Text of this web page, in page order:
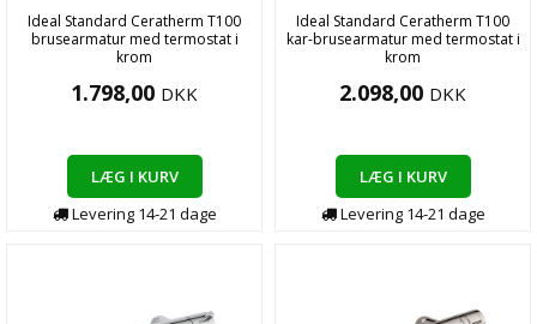
Ideal Standard Ceratherm T100
brusearmatur med termostat i
krom
1.798,00 DKK
LÆG I KURV
Levering 14-21 dage
Ideal Standard Ceratherm T100
kar-brusearmatur med termostat i
krom
2.098,00 DKK
LÆG I KURV
Levering 14-21 dage